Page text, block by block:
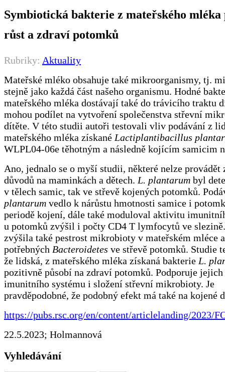
Symbiotická bakterie z mateřského
růst a zdraví potomků
Rubriky: Aktuality
Mateřské mléko obsahuje také mikroorganismy, tj.
stejně jako každá část našeho organismu. Hodné
mateřského mléka dostávají také do trávicího traktu
mohou podílet na vytvoření společenstva střevní
dítěte. V této studii autoři testovali vliv podávání z
mateřského mléka získané Lactiplantibacillus
WLPL04-06e těhotným a následně kojícím samicim
Ano, jednalo se o myší studii, některé nelze provádět
důvodů na maminkách a dětech. L. plantarum byl
v tělech samic, tak ve střevě kojených potomků.
plantarum vedlo k nárůstu hmotnosti samice i
periodě kojení, dále také moduloval aktivitu
u potomků zvýšil i počty CD4 T lymfocytů ve
zvýšila také pestrost mikrobioty v mateřském mléce
potřebných Bacteroidetes ve střevě potomků. Studie
že lidská, z mateřského mléka získaná bakterie L.
pozitivně působí na zdraví potomků. Podporuje
imunitního systému i složení střevní mikrobioty. Je
pravděpodobné, že podobný efekt má také na kojené
https://pubs.rsc.org/en/content/articlelanding/2023/
22.5.2023; Holmannová
Vyhledávání